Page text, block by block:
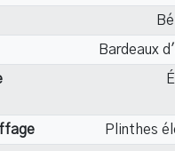
Bardeaux
Plinthes